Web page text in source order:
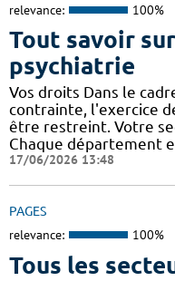
relevance: 100%
Tout savoir
psychiatrie
Vos droits Dans le
contrainte, l'exercice
être restreint. Votre
Chaque département
17/06/2026 13:48
PAGES
relevance: 100%
Tous les